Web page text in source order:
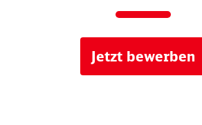
Jetzt bewerben